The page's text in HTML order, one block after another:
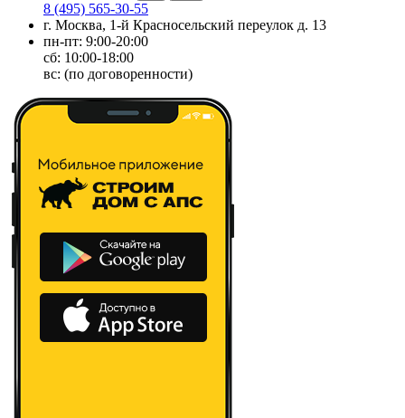
8 (495) 565-30-55
г. Москва, 1-й Красносельский переулок д. 13
пн-пт: 9:00-20:00
сб: 10:00-18:00
вс: (по договоренности)